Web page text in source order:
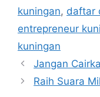
kuningan, daftar
entrepreneur
kuningan
Jangan
Raih Suara